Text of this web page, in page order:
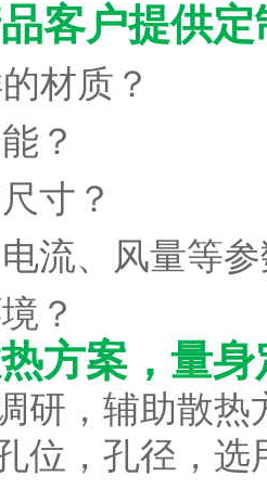
客户提供定
材质？
？
寸？
流、风量等
？
方案，量
研，辅助散热
位，孔径，